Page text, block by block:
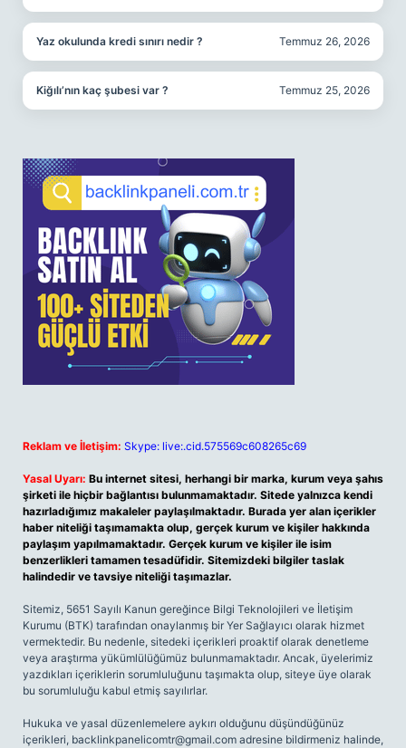
Yaz okulunda kredi sınırı nedir ? Temmuz 26, 2026
Kiğılı’nın kaç şubesi var ? Temmuz 25, 2026
Reklam ve İletişim: Skype: live:.cid.575569c608265c69
Yasal Uyarı: Bu internet sitesi, herhangi bir marka, kurum veya şahıs
şirketi ile hiçbir bağlantısı bulunmamaktadır. Sitede yalnızca kendi
hazırladığımız makaleler paylaşılmaktadır. Burada yer alan içerikler
haber niteliği taşımamakta olup, gerçek kurum ve kişiler hakkında
paylaşım yapılmamaktadır. Gerçek kurum ve kişiler ile isim
benzerlikleri tamamen tesadüfidir. Sitemizdeki bilgiler taslak
halindedir ve tavsiye niteliği taşımazlar.
Sitemiz, 5651 Sayılı Kanun gereğince Bilgi Teknolojileri ve İletişim
Kurumu (BTK) tarafından onaylanmış bir Yer Sağlayıcı olarak hizmet
vermektedir. Bu nedenle, sitedeki içerikleri proaktif olarak denetleme
veya araştırma yükümlülüğümüz bulunmamaktadır. Ancak, üyelerimiz
yazdıkları içeriklerin sorumluluğunu taşımakta olup, siteye üye olarak
bu sorumluluğu kabul etmiş sayılırlar.
Hukuka ve yasal düzenlemelere aykırı olduğunu düşündüğünüz
içerikleri, backlinkpanelicomtr@gmail.com adresine bildirmeniz halinde,